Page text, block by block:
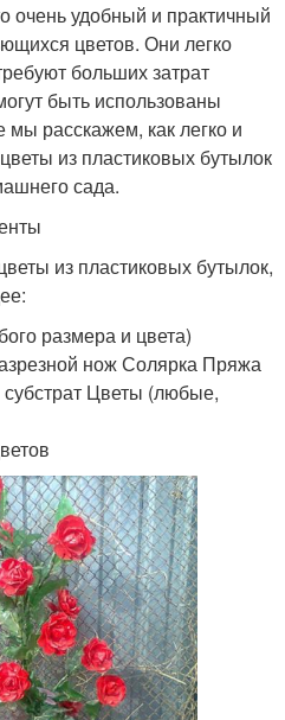
очень удобный и практичный
цветов. Они легко
больших затрат
быть использованы
мы расскажем, как легко и
из пластиковых бутылок
сада.
из пластиковых бутылок,
размера и цвета)
нож Солярка Пряжа
Цветы (любые,